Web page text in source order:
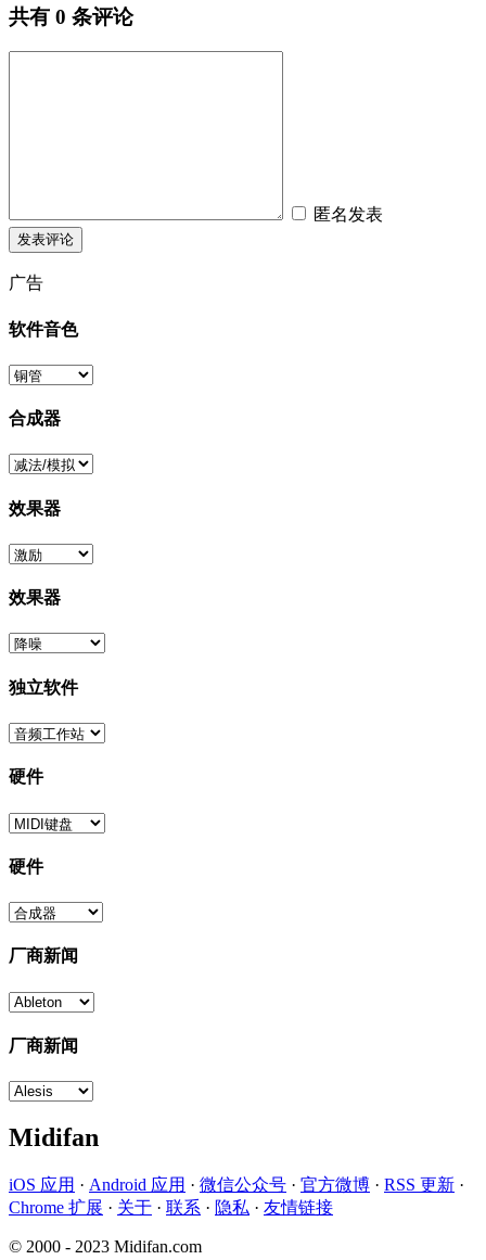
共有 0 条评论
匿名发表
广告
软件音色
合成器
效果器
效果器
独立软件
硬件
硬件
厂商新闻
厂商新闻
Midifan
iOS 应用 · Android 应用 · 微信公众号 · 官方微博 · RSS 更新 ·
Chrome 扩展 · 关于 · 联系 · 隐私 · 友情链接
© 2000 - 2023 Midifan.com